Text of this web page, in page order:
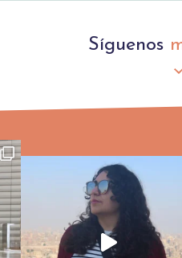
Síguenos